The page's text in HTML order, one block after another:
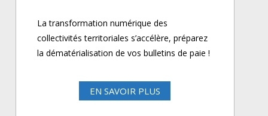
La transformation numérique des
collectivités territoriales s’accélère, préparez
la dématérialisation de vos bulletins de paie !
EN SAVOIR PLUS